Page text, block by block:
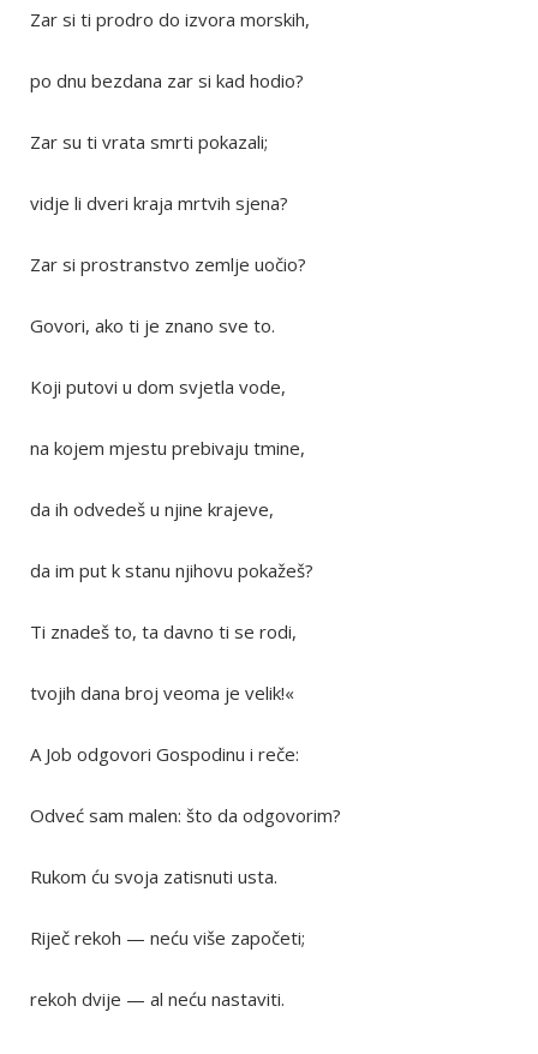
Zar si ti prodro do izvora morskih,
po dnu bezdana zar si kad hodio?
Zar su ti vrata smrti pokazali;
vidje li dveri kraja mrtvih sjena?
Zar si prostranstvo zemlje uočio?
Govori, ako ti je znano sve to.
Koji putovi u dom svjetla vode,
na kojem mjestu prebivaju tmine,
da ih odvedeš u njine krajeve,
da im put k stanu njihovu pokažeš?
Ti znadeš to, ta davno ti se rodi,
tvojih dana broj veoma je velik!«
A Job odgovori Gospodinu i reče:
Odveć sam malen: što da odgovorim?
Rukom ću svoja zatisnuti usta.
Riječ rekoh — neću više započeti;
rekoh dvije — al neću nastaviti.